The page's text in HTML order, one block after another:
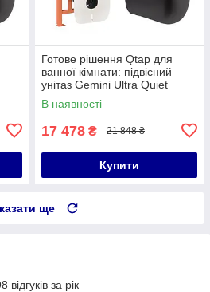
Готове рішення Qtap для
ванної кімнати: підвісний
унітаз Gemini Ultra Quiet
530х365х373 + комплект
інсталяції Nest 4 в 1 (лінійна
В наявності
17 478 ₴ 21 848 ₴
Купити
ще
за рік